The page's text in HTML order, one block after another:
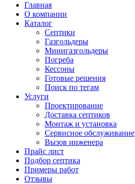
Главная
О компании
Каталог
Септики
Газгольдеры
Минигазгольдеры
Погреба
Кессоны
Готовые решения
Поиск по тегам
Услуги
Проектирование
Доставка септиков
Монтаж и установка
Сервисное обслуживание
Вызов инженера
Прайс лист
Подбор септика
Примеры работ
Отзывы